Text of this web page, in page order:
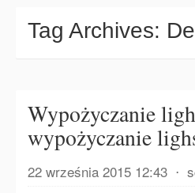
Tag Archives:
Wypożyczanie
wypożyczanie
22 września 2015 12:43 ⋅